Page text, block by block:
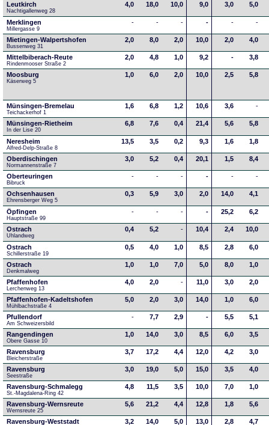
Leutkirch
Nachtigallenweg 28
4,0 18,0 10,0 9,0 3,0 5,0
Merklingen
Millergasse 9
- - - - - -
Mietingen-Walpertshofen
Bussenweg 31
2,0 8,0 2,0 10,0 2,0 4,0
Mittelbiberach-Reute
Rindenmooser Straße 2
2,0 4,8 1,0 9,2 - 3,8
Moosburg
Käserweg 5
1,0 6,0 2,0 10,0 2,5 5,8
Münsingen-Bremelau
Teichackerhof 1
1,6 6,8 1,2 10,6 3,6 -
Münsingen-Rietheim
In der Lise 20
6,8 7,6 0,4 21,4 5,6 5,8
Neresheim
Alfred-Delp-Straße 8
13,5 3,5 0,2 9,3 1,6 1,8
Oberdischingen
Normannenstraße 7
3,0 5,2 0,4 20,1 1,5 8,4
Oberteuringen
Bibruck
- - - - - -
Ochsenhausen
Ehrensberger Weg 5
0,3 5,9 3,0 2,0 14,0 4,1
Öpfingen
Hauptstraße 99
- - - - 25,2 6,2
Ostrach
Uhlandweg
0,4 5,2 - 10,4 2,4 10,0
Ostrach
Schillerstraße 19
0,5 4,0 1,0 8,5 2,8 6,0
Ostrach
Denkmalweg
1,0 1,0 7,0 5,0 8,0 1,0
Pfaffenhofen
Lerchenweg 13
4,0 2,0 - 11,0 3,0 2,0
Pfaffenhofen-Kadeltshofen
Mühlbachstraße 4
5,0 2,0 3,0 14,0 1,0 6,0
Pfullendorf
Am Schweizersbild
- 7,7 2,9 - 5,5 5,1
Rangendingen
Obere Gasse 10
1,0 14,0 3,0 8,5 6,0 3,5
Ravensburg
Bleicherstraße
3,7 17,2 4,4 12,0 4,2 3,0
Ravensburg
Seestraße
3,0 19,0 5,0 15,0 3,5 4,0
Ravensburg-Schmalegg
St.-Magdalena-Ring 42
4,8 11,5 3,5 10,0 7,0 1,0
Ravensburg-Wernsreute
Wernsreute 25
5,6 21,2 4,4 12,8 1,8 5,6
Ravensburg-Weststadt 3,2 14,0 5,0 13,0 2,8 4,7